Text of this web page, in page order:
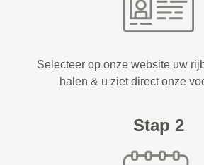
Selecteer op onze website uw
halen & u ziet direct onze
Stap 2